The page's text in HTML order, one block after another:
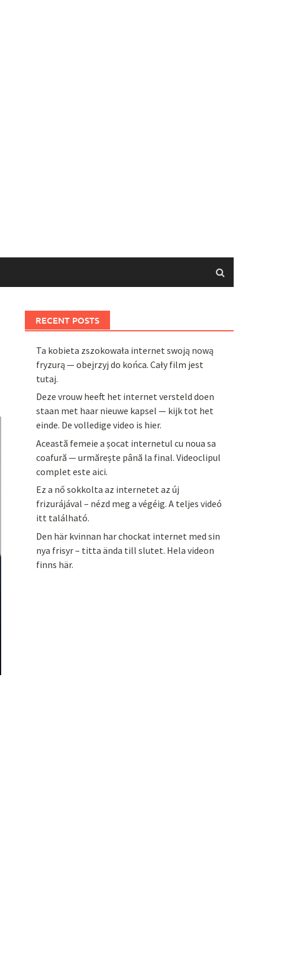
RECENT POSTS
Ta kobieta zszokowała internet swoją nową
fryzurą — obejrzyj do końca. Cały film jest
tutaj.
Deze vrouw heeft het internet versteld doen
staan met haar nieuwe kapsel — kijk tot het
einde. De volledige video is hier.
Această femeie a șocat internetul cu noua sa
coafură — urmărește până la final. Videoclipul
complet este aici.
Ez a nő sokkolta az internetet az új
frizurájával – nézd meg a végéig. A teljes videó
itt található.
Den här kvinnan har chockat internet med sin
nya frisyr – titta ända till slutet. Hela videon
finns här.